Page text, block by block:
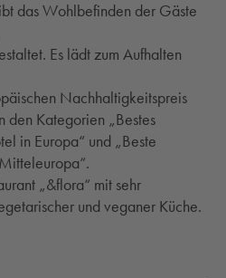
das Wohlbefinden der Gäste
Es lädt zum Aufhalten
Nachhaltigkeitspreis
Kategorien „Bestes
in Europa“ und „Beste
„&flora“ mit sehr
und veganer Küche.